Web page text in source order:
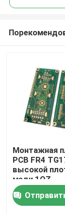
Домой
Монтажная
PCB FR4
высокой
меди 1OZ